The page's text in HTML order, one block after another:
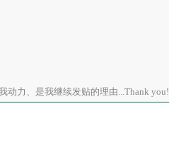
动力、是我继续发贴的理由...Thank you!